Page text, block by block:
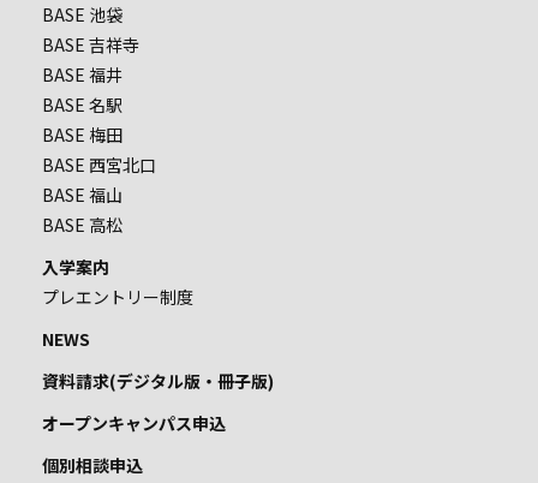
BASE 池袋
BASE 吉祥寺
BASE 福井
BASE 名駅
BASE 梅田
BASE 西宮北口
BASE 福山
BASE 高松
入学案内
プレエントリー制度
NEWS
資料請求(デジタル版・冊子版)
オープンキャンパス申込
個別相談申込